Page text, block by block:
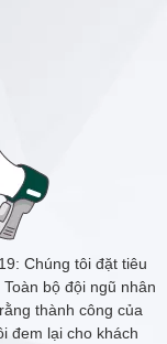
Chúng tôi đặt tiêu
bộ đội ngũ nhân
thành công của
đem lại cho khách